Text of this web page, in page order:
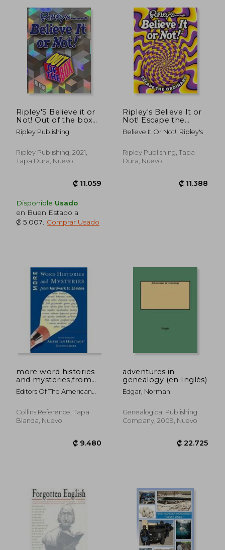
₡ 103.867 ₡
₡ 7.668
Ripley'S Believe it or
Not! Out of the box
(Annual) (en Inglés)
Ripley Publishing
Ripley Publishing, 2021,
Tapa Dura, Nuevo
Disponible Usado
en Buen Estado a
₡ 5.007
Comprar Usado
Ripley's Believe It or
Not! Escape the
Ordinary (en Inglés)
Believe It Or Not!, Ripley's
Ripley Publishing, Tapa
Dura, Nuevo
more word histories
and mysteries,from
aardvark to zombie
(en Inglés)
Editors Of The American
Collins Reference, Tapa
Blanda, Nuevo
adventures in
genealogy (en Inglés)
Edgar, Norman
Genealogical Publishing
Company, 2009, Nuevo